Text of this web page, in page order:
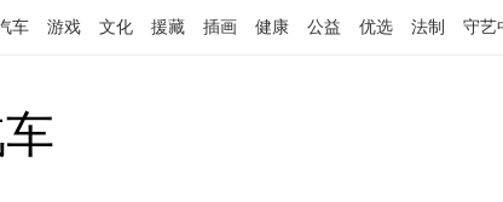
车 游戏 文化 援藏 插画 健康 公益 优选 法制 守艺